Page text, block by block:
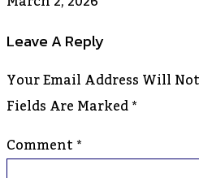
Leave A Reply
Your Email Address Will
Fields Are Marked*
Comment*